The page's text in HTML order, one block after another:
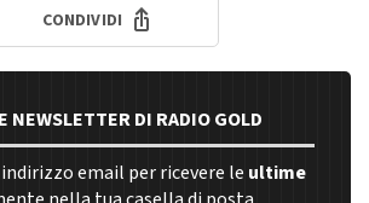
CONDIVIDI
NEWSLETTER DI RADIO GOLD
email per ricevere le ultime